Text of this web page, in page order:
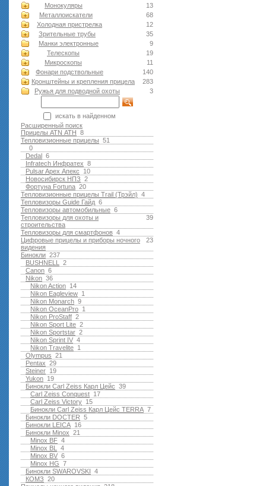
13
Монокуляры
68
Металлоискатели
12
Холодная пристрелка
35
Зрительные трубы
9
Манки электронные
19
Телескопы
11
Микроскопы
140
Фонари подствольные
283
Кронштейны и крепления прицела
3
Ружья для подводной оxоты
искать в найденном
Расширенный поиск
8
Прицелы ATN АТН
51
Тепловизионные прицелы
0
6
Dedal
8
Infratech Инфратех
10
Pulsar Apex Апекс
2
Новосибирск НПЗ
20
Фортуна Fortuna
4
Тепловизионные прицелы Trail (Трэйл)
6
Тепловизоры Guide Гайд
6
Тепловизоры автомобильные
39
Тепловизоры для охоты и
строительства
4
Тепловизоры для смартфонов
23
Цифровые прицелы и приборы ночного
видения
237
Бинокли
2
BUSHNELL
6
Canon
36
Nikon
14
Nikon Action
1
Nikon Eagleview
9
Nikon Monarch
1
Nikon OceanPro
2
Nikon ProStaff
2
Nikon Sport Lite
2
Nikon Sportstar
4
Nikon Sprint IV
1
Nikon Travelite
21
Olympus
29
Pentax
19
Steiner
19
Yukon
39
Бинокли Carl Zeiss Карл Цейс
17
Carl Zeiss Conquest
15
Carl Zeiss Victory
7
Бинокли Carl Zeiss Карл Цейс TERRA
5
Бинокли DOCTER
16
Бинокли LEICA
21
Бинокли Minox
4
Minox BF
4
Minox BL
6
Minox BV
7
Minox HG
4
Бинокли SWAROVSKI
20
КОМЗ